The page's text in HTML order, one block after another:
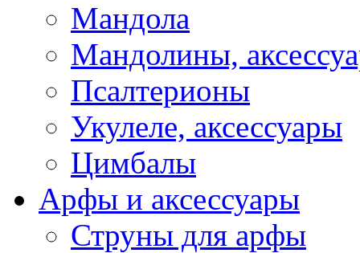
Мандола
Мандолины,
Псалтерионы
Укулеле, аксессуары
Цимбалы
Арфы и аксессуары
Струны для арфы